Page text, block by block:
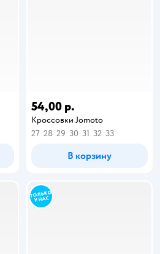
54,00 р.
Кроссовки Jomoto
27 28 29 30 31 32 33
В корзину